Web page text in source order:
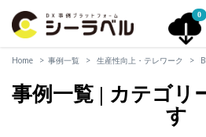
0
Home 事例一覧 生産性向上・テレワーク
事例一覧 | カテゴリ
す